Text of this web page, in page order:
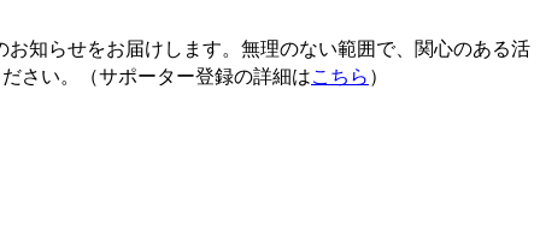
知らせをお届けします。無理のない範囲で、関心のある活
さい。（サポーター登録の詳細はこちら ）